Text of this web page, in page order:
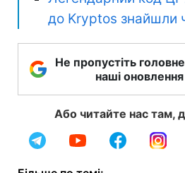
до Kryptos знайшли
Не пропустіть
наші
Або читайте нас там,